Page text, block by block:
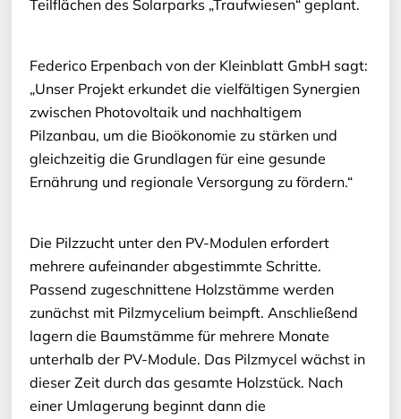
Teilflächen des Solarparks „Traufwiesen“ geplant.
Federico Erpenbach von der Kleinblatt GmbH sagt:
„Unser Projekt erkundet die vielfältigen Synergien
zwischen Photovoltaik und nachhaltigem
Pilzanbau, um die Bioökonomie zu stärken und
gleichzeitig die Grundlagen für eine gesunde
Ernährung und regionale Versorgung zu fördern.“
Die Pilzzucht unter den PV-Modulen erfordert
mehrere aufeinander abgestimmte Schritte.
Passend zugeschnittene Holzstämme werden
zunächst mit Pilzmycelium beimpft. Anschließend
lagern die Baumstämme für mehrere Monate
unterhalb der PV-Module. Das Pilzmycel wächst in
dieser Zeit durch das gesamte Holzstück. Nach
einer Umlagerung beginnt dann die